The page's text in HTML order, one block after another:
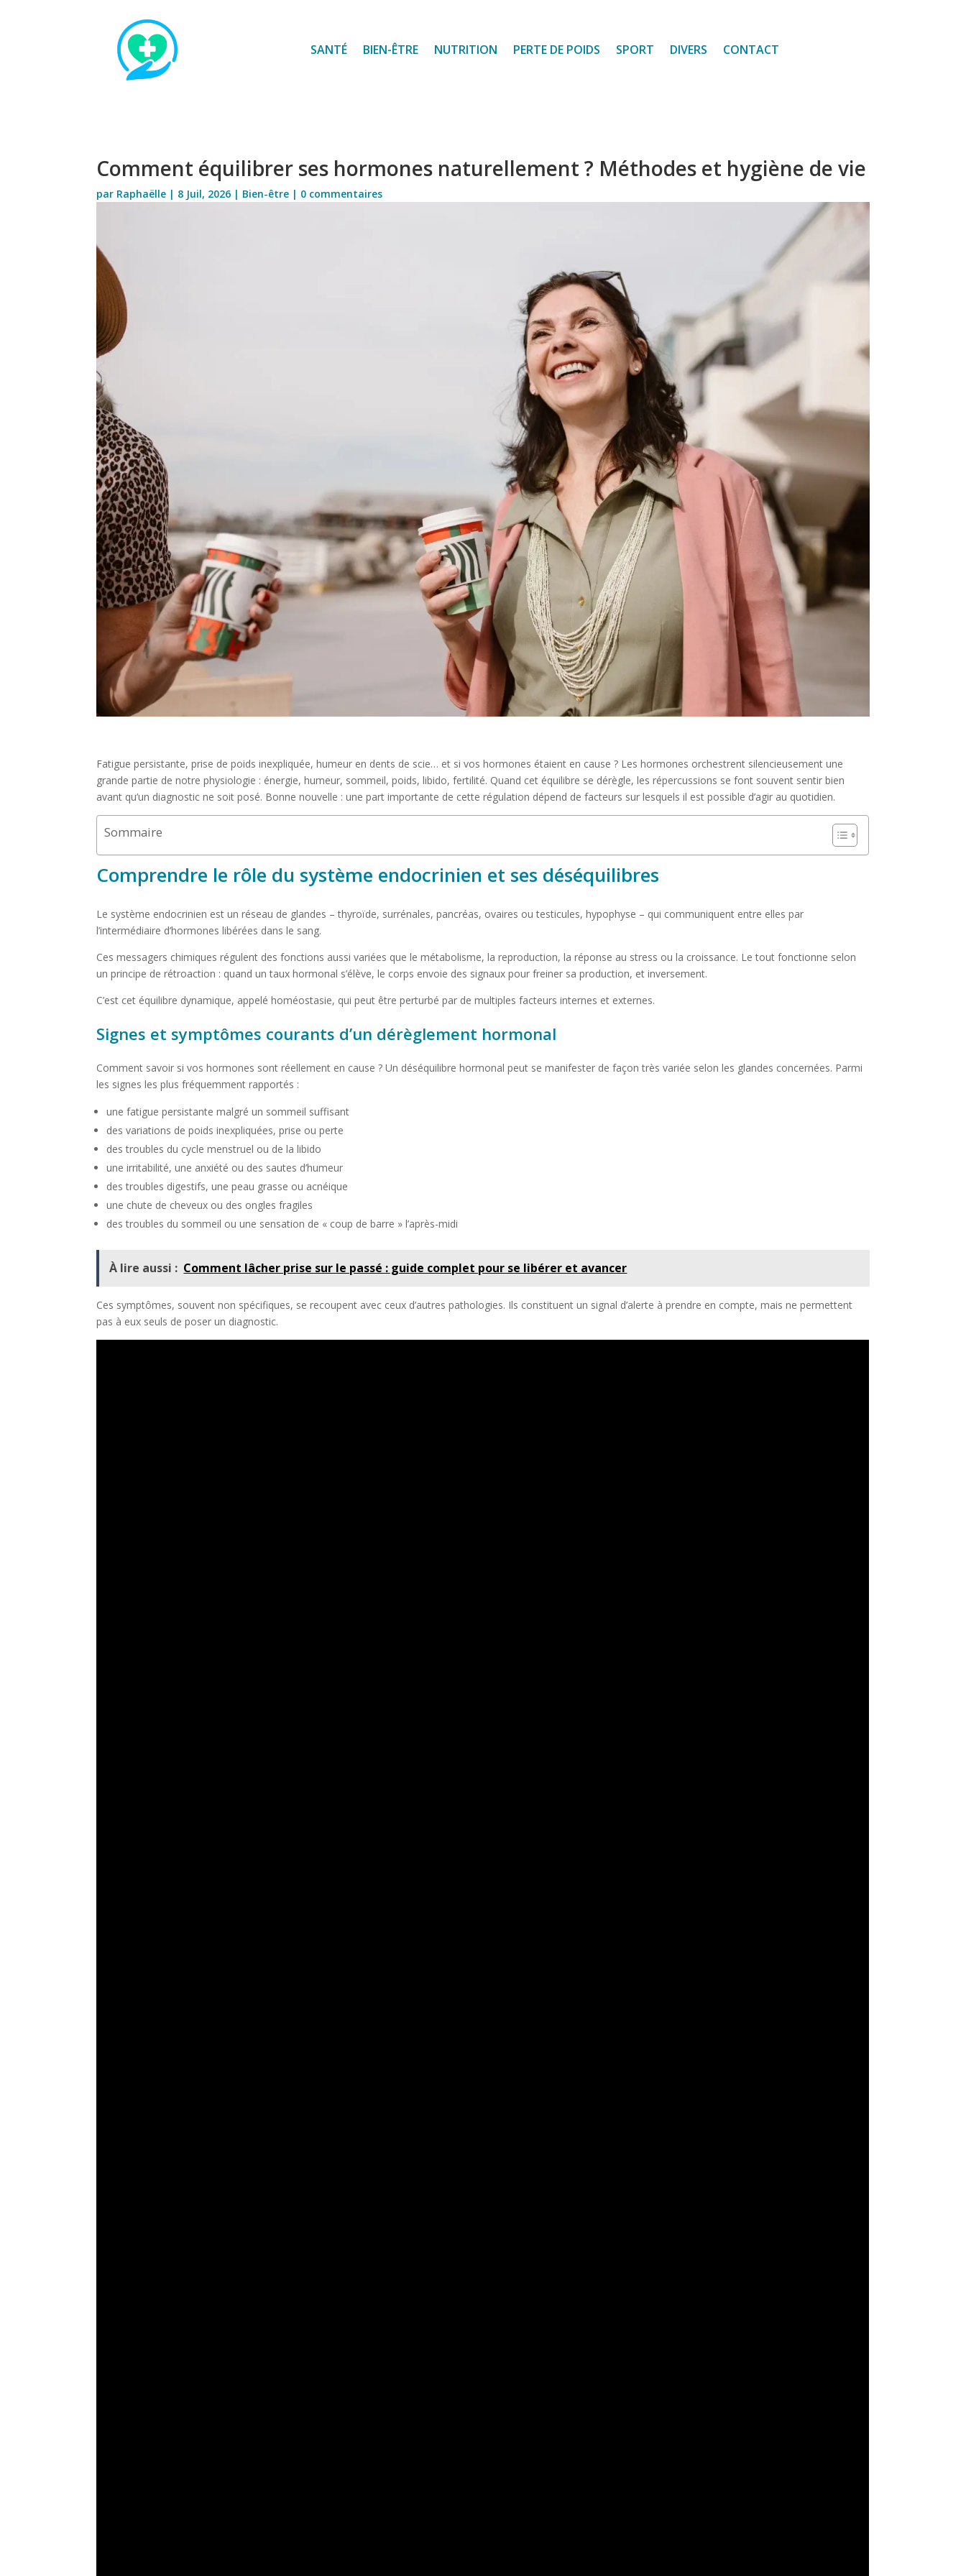
SANTÉ BIEN-ÊTRE NUTRITION PERTE DE POIDS SPORT DIVERS CONTACT
Comment équilibrer ses hormones naturellement ? Méthodes et hygiène de vie
par Raphaëlle | 8 Juil, 2026 | Bien-être | 0 commentaires
Fatigue persistante, prise de poids inexpliquée, humeur en dents de scie… et si vos hormones étaient en cause ? Les hormones orchestrent silencieusement une
grande partie de notre physiologie : énergie, humeur, sommeil, poids, libido, fertilité. Quand cet équilibre se dérègle, les répercussions se font souvent sentir bien
avant qu’un diagnostic ne soit posé. Bonne nouvelle : une part importante de cette régulation dépend de facteurs sur lesquels il est possible d’agir au quotidien.
Sommaire
Comprendre le rôle du système endocrinien et ses déséquilibres
Le système endocrinien est un réseau de glandes – thyroïde, surrénales, pancréas, ovaires ou testicules, hypophyse – qui communiquent entre elles par
l’intermédiaire d’hormones libérées dans le sang.
Ces messagers chimiques régulent des fonctions aussi variées que le métabolisme, la reproduction, la réponse au stress ou la croissance. Le tout fonctionne selon
un principe de rétroaction : quand un taux hormonal s’élève, le corps envoie des signaux pour freiner sa production, et inversement.
C’est cet équilibre dynamique, appelé homéostasie, qui peut être perturbé par de multiples facteurs internes et externes.
Signes et symptômes courants d’un dérèglement hormonal
Comment savoir si vos hormones sont réellement en cause ? Un déséquilibre hormonal peut se manifester de façon très variée selon les glandes concernées. Parmi
les signes les plus fréquemment rapportés :
une fatigue persistante malgré un sommeil suffisant
des variations de poids inexpliquées, prise ou perte
des troubles du cycle menstruel ou de la libido
une irritabilité, une anxiété ou des sautes d’humeur
des troubles digestifs, une peau grasse ou acnéique
une chute de cheveux ou des ongles fragiles
des troubles du sommeil ou une sensation de « coup de barre » l’après-midi
À lire aussi : Comment lâcher prise sur le passé : guide complet pour se libérer et avancer
Ces symptômes, souvent non spécifiques, se recoupent avec ceux d’autres pathologies. Ils constituent un signal d’alerte à prendre en compte, mais ne permettent
pas à eux seuls de poser un diagnostic.